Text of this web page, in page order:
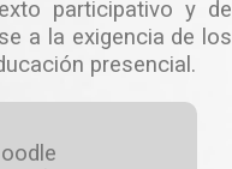
participativo y de
a la exigencia de los
presencial.